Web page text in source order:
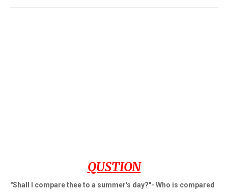
QUSTION
"Shall I compare thee to a summer's day?"- Who is compared